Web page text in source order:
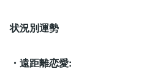
状況別運勢
・遠距離恋愛: